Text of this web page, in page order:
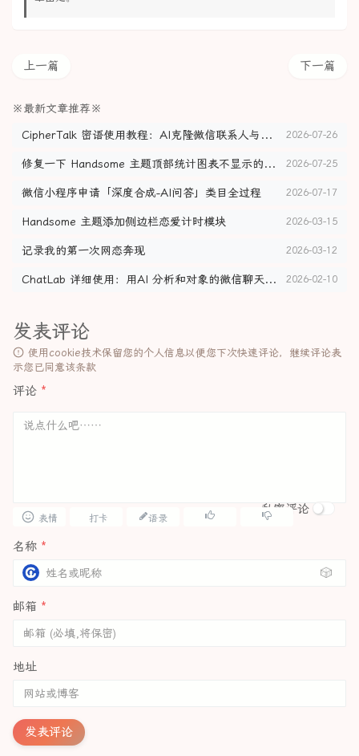
下一篇
上一篇
※最新文章推荐※
CipherTalk 密语使用教程：AI克隆微信联系人与聊天记录导出 2026-07-26
修复一下 Handsome 主题顶部统计图表不显示的问题 2026-07-25
微信小程序申请「深度合成-AI问答」类目全过程 2026-07-17
Handsome 主题添加侧边栏恋爱计时模块 2026-03-15
记录我的第一次网恋奔现 2026-03-12
ChatLab 详细使用：用AI 分析和对象的微信聊天记录 2026-02-10
发表评论
使用cookie技术保留您的个人信息以便您下次快速评论，继续评论表
示您已同意该条款
评论 *
表情 打卡 语录
私密评论
名称 *
🎲
邮箱 *
地址
发表评论